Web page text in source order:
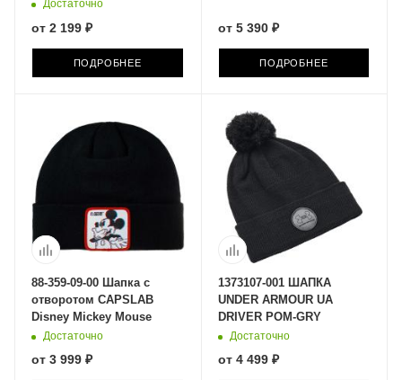
Достаточно
от 2 199 ₽
ПОДРОБНЕЕ
от 5 390 ₽
ПОДРОБНЕЕ
88-359-09-00 Шапка с
отворотом CAPSLAB
Disney Mickey Mouse
Достаточно
от 3 999 ₽
1373107-001 ШАПКА
UNDER ARMOUR UA
DRIVER POM-GRY
Достаточно
от 4 499 ₽